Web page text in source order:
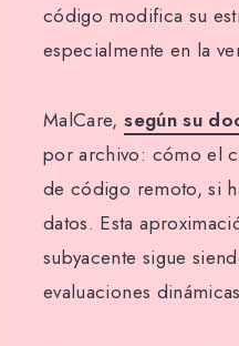
código modifica su
especialmente en la
MalCare,según su
por archivo: cómo el
de código remoto, si
datos. Esta
subyacente sigue
evaluaciones